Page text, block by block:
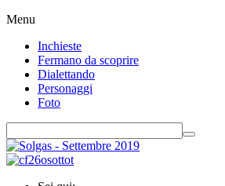
Menu
Inchieste
Fermano da scoprire
Dialettando
Personaggi
Foto